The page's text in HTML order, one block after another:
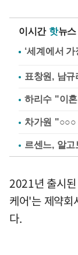
이시간 핫뉴스
표창원, 남
하리수 "이
차가원
르센느, 알
2021년 출시된
케어'는 제약회
다.